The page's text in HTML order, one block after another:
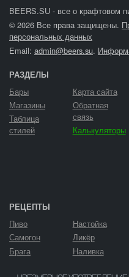
BEERS.SU - все о крафтовом
© 2026 Все права защищены.
персональных данных
Email: admin@beers.su.
РАЗДЕЛЫ
Бары
Магазины
Таблица
стилей
Карта сайта
Обратная
связь
Калькуляторы
РЕЦЕПТЫ
Пиво
Самогон
Брага
Настойка
Ликёр
Наливка